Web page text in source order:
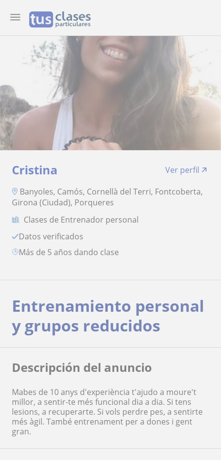
Cristina
Ver perfil
Banyoles, Camós, Cornellà del Terri, Fontcoberta,
Girona (Ciudad), Porqueres
Clases de Entrenador personal
Datos verificados
más de 5 años dando clase
Entrenamiento personal
y grupos reducidos
Descripción del anuncio
Mabes de 10 anys d'experiència t'ajudo a moure't
millor, a sentir-te més funcional dia a dia. Si tens
lesions, a recuperarte. Si vols perdre pes, a sentirte
més àgil. També entrenament per a dones i gent
gran.